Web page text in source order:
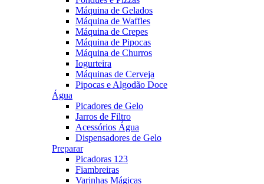
Máquina de Gelados
Máquina de Waffles
Máquina de Crepes
Máquina de Pipocas
Máquina de Churros
Iogurteira
Máquinas de Cerveja
Pipocas e Algodão Doce
Água
Picadores de Gelo
Jarros de Filtro
Acessórios Água
Dispensadores de Gelo
Preparar
Picadoras 123
Fiambreiras
Varinhas Mágicas